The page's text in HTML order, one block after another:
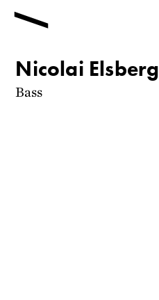
Nicolai Elsberg
Bass